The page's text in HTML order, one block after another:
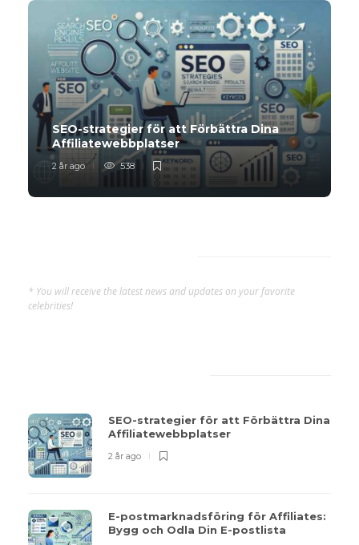
SEO-strategier för att Förbättra Dina
Affiliatewebbplatser
2 år ago 538
* You will receive the latest news and updates on your favorite
celebrities!
SEO-strategier för att Förbättra Dina
Affiliatewebbplatser
2 år ago
E-postmarknadsföring för Affiliates:
Bygg och Odla Din E-postlista